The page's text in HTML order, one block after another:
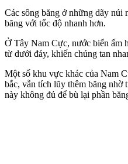
Các sông băng ở những dãy núi
băng với tốc độ nhanh hơn.
Ở Tây Nam Cực, nước biển ấm
từ dưới đáy, khiến chúng tan
Một số khu vực khác của Nam
bắc, vẫn tích lũy thêm băng
này không đủ để bù lại phần